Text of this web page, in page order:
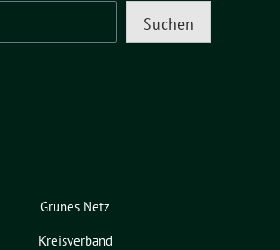
Suchen
Grünes Netz
Kreisverband